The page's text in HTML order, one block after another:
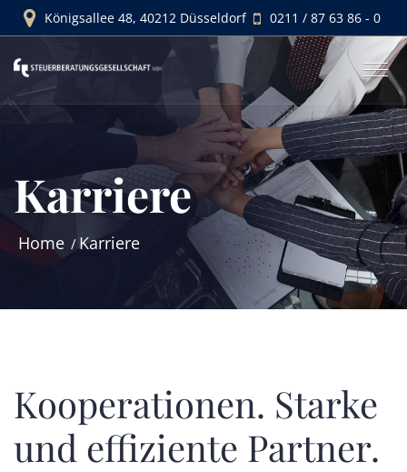
Königsallee 48, 40212 Düsseldorf 0211 / 87 63 86 - 0
Karriere
Home Karriere
Kooperationen. Starke
und effiziente Partner.